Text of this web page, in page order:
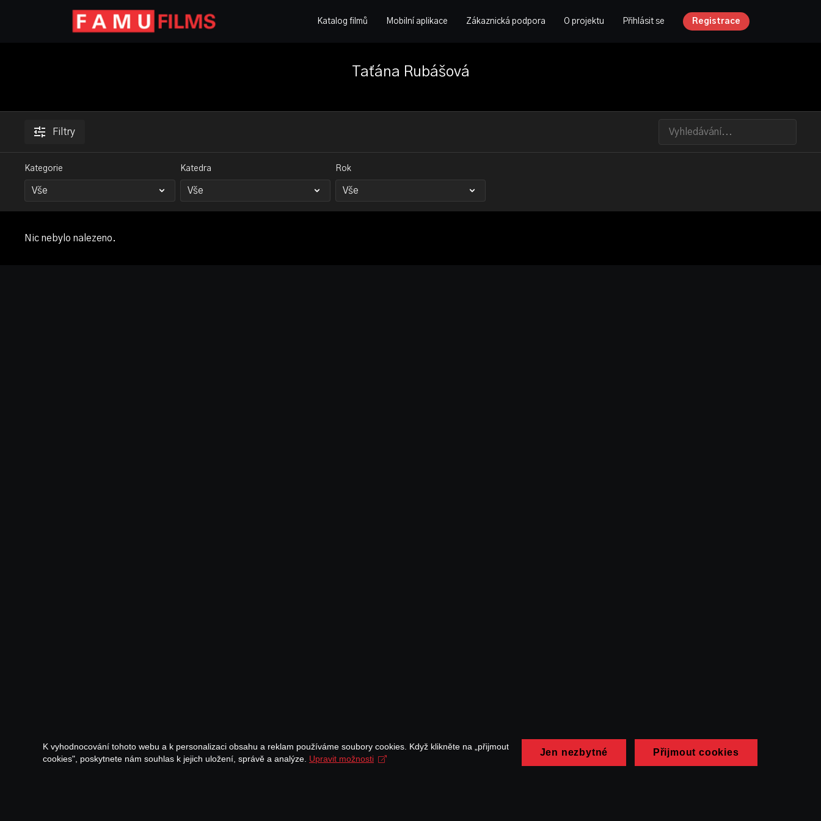
Katalog filmů Mobilní aplikace Zákaznická podpora O projektu Přihlásit se Registrace
Taťána Rubášová
Filtry
Kategorie Katedra Rok
Nic nebylo nalezeno.
K vyhodnocování tohoto webu a k personalizaci obsahu a reklam používáme soubory cookies. Když klikněte na „přijmout
cookies", poskytnete nám souhlas k jejich uložení, správě a analýze. Upravit možnosti
Jen nezbytné Přijmout cookies